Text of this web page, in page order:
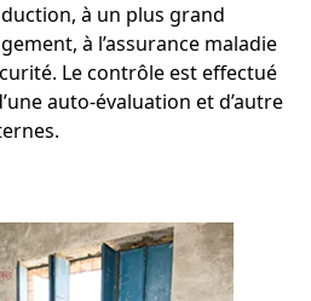
à un plus grand
à l’assurance maladie
Le contrôle est effectué
auto-évaluation et d’autre